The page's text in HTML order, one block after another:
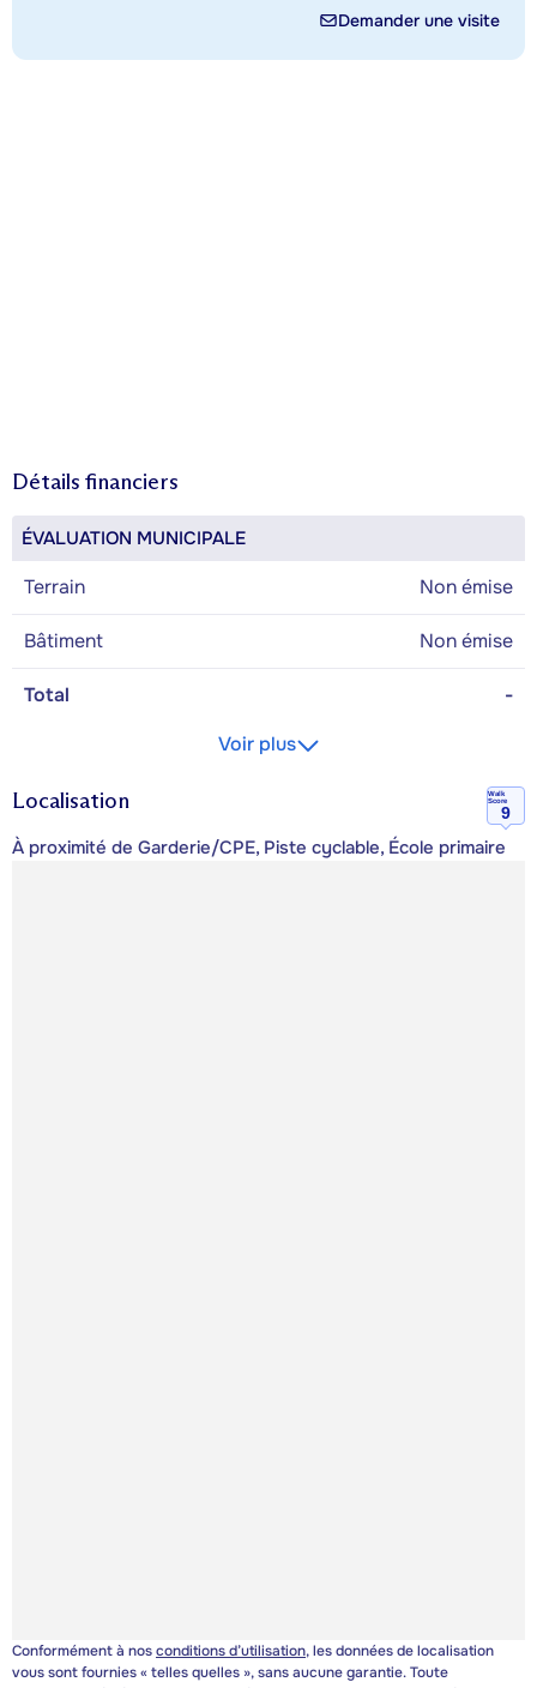
Demander une visite
Détails financiers
ÉVALUATION MUNICIPALE
Terrain Non émise
Bâtiment Non émise
Total
-
Voir plus
Localisation
Walk
Score
9
À proximité de Garderie/CPE, Piste cyclable, École primaire
Conformément à nosconditions d’utilisation, les données de localisation
vous sont fournies « telles quelles », sans aucune garantie. Toute